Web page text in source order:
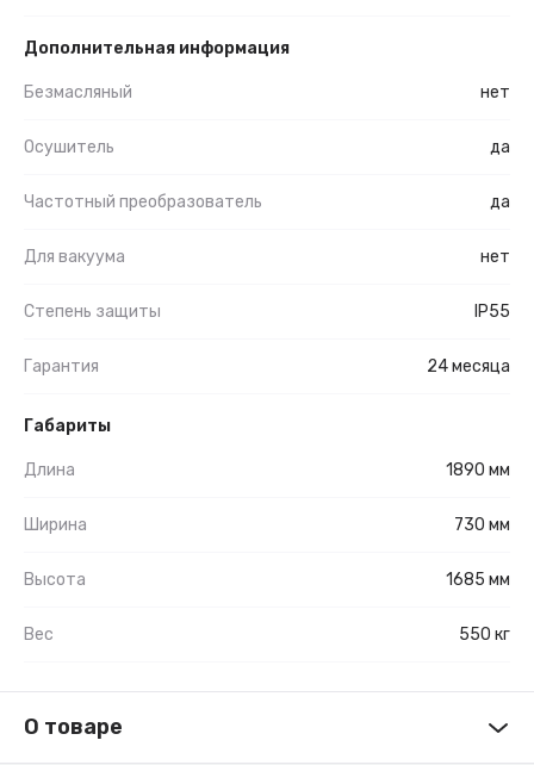
Дополнительная информация
Безмасляный нет
Осушитель да
Частотный преобразователь да
Для вакуума нет
Степень защиты IP55
Гарантия 24 месяца
Габариты
Длина 1890 мм
Ширина 730 мм
Высота 1685 мм
Вес 550 кг
О товаре